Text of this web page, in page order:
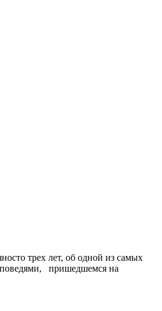
трех лет, об одной из самых
пришедшемся на